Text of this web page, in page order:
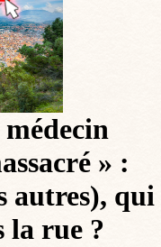
» :
autres), qui
la rue ?